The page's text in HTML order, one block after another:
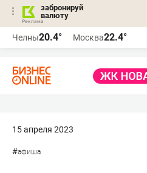
забронируй
валюту
Челны20.4° Москва22.4°
15 апреля 2023
#афиша